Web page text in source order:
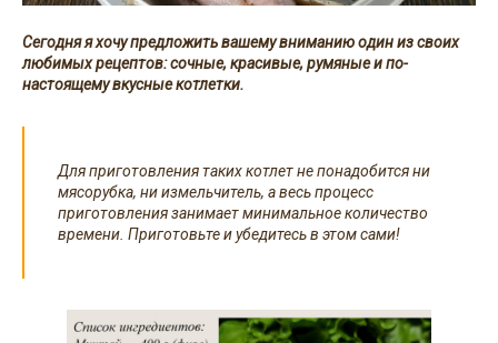
Сегодня я хочу предложить вашему вниманию один из своих
любимых рецептов: сочные, красивые, румяные и по-
настоящему вкусные котлетки.
Для приготовления таких котлет не понадобится ни
мясорубка, ни измельчитель, а весь процесс
приготовления занимает минимальное количество
времени. Приготовьте и убедитесь в этом сами!